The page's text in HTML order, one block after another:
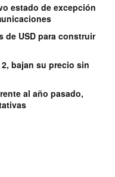
estado de excepción
de USD para construir
bajan su precio sin
al año pasado,